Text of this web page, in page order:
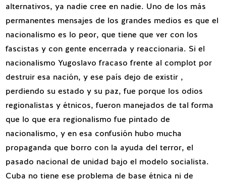
alternativos, ya nadie cree en nadie. Uno de los más
permanentes mensajes de los grandes medios es que el
nacionalismo es lo peor, que tiene que ver con los
fascistas y con gente encerrada y reaccionaria. Si el
nacionalismo Yugoslavo fracaso frente al complot por
destruir esa nación, y ese país dejo de existir ,
perdiendo su estado y su paz, fue porque los odios
regionalistas y étnicos, fueron manejados de tal forma
que lo que era regionalismo fue pintado de
nacionalismo, y en esa confusión hubo mucha
propaganda que borro con la ayuda del terror, el
pasado nacional de unidad bajo el modelo socialista.
Cuba no tiene ese problema de base étnica ni de